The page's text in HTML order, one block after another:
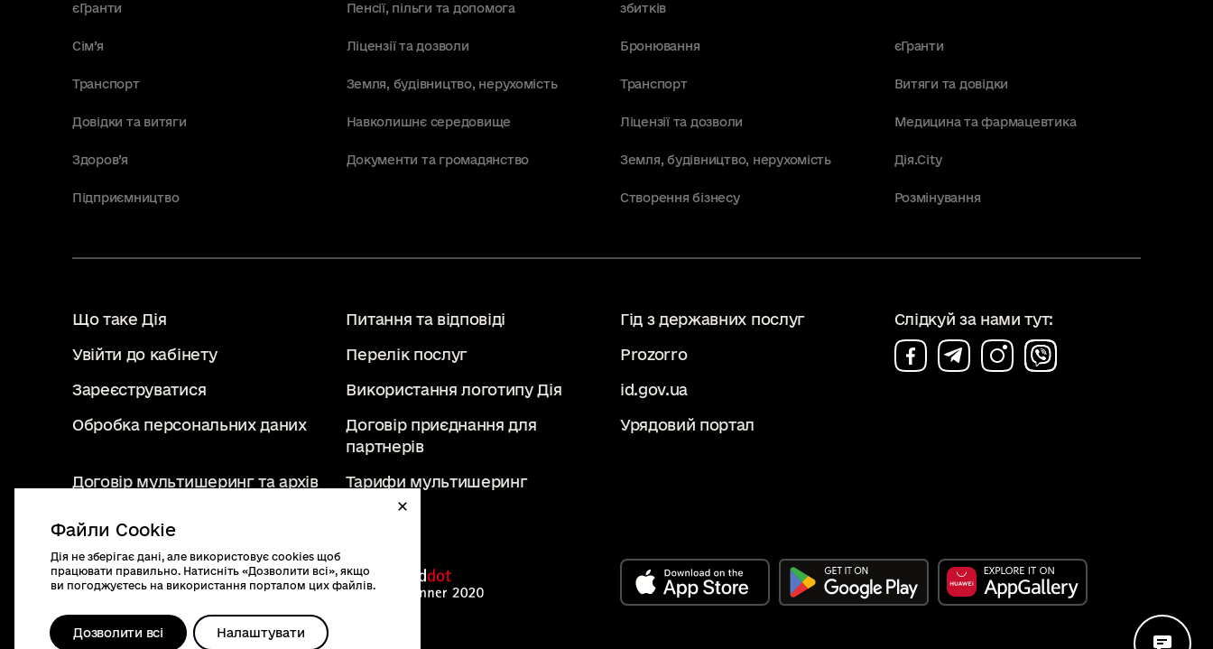
Файли Cookie
Дія не зберігає дані, але використовує cookies щоб
працювати правильно. Натисніть «Дозволити всі», якщо
ви погоджуєтесь на використання порталом цих файлів.
Дозволити всі Налаштувати
єГранти Пенсії, пільги та допомога
Сім’я Ліцензії та дозволи
Транспорт Земля, будівництво, нерухомість
Довідки та витяги Навколишнє середовище
Здоров’я Документи та громадянство
Підприємництво
збитків
Бронювання єГранти
Транспорт Витяги та довідки
Ліцензії та дозволи Медицина та фармацевтика
Земля, будівництво, нерухомість Дія.City
Створення бізнесу Розмінування
Що таке Дія Питання та відповіді Гід з державних послуг
Увійти до кабінету Перелік послуг Prozorro
Зареєструватися Використання логотипу Дія id.gov.ua
Обробка персональних даних
Договір приєднання для
партнерів
Урядовий портал
Договір мультишеринг та архів Тарифи мультишеринг
Слідкуй за нами тут:
diia.gov.ua
2019 - 2026. Всі права